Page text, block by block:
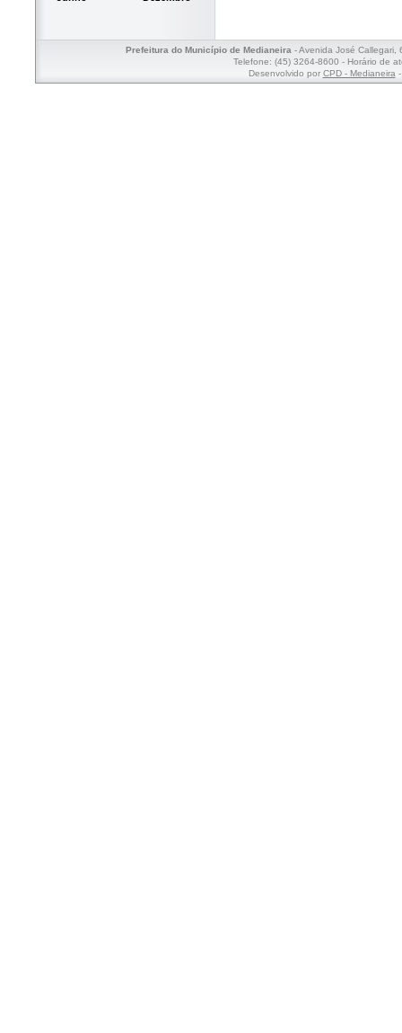
Prefeitura do Município de Medianeira- Avenida José Callegari,
Telefone: (45) 3264-8600 - Horário de
Desenvolvido por CPD - Medianeira-